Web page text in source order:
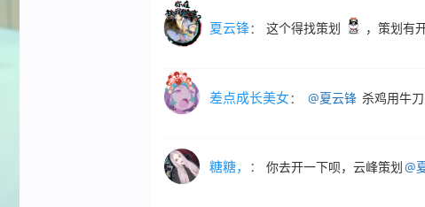
夏云锋： 这个得找策划 ，策划有
差点成长美女： @夏云锋 杀鸡用牛刀
糖糖， ： 你去开一下呗，云峰策划@